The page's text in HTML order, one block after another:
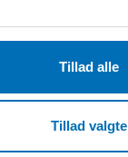
Tillad alle
Tillad valgte